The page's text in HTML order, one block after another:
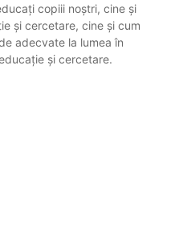
copiii noștri, cine și
și cercetare, cine și cum
adecvate la lumea în
și cercetare.